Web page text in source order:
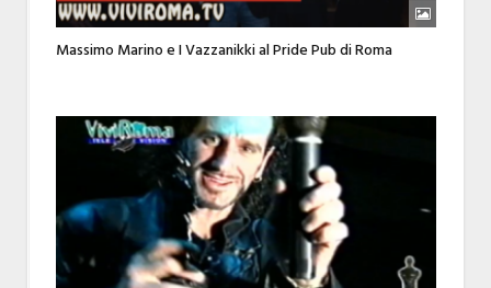
Massimo Marino e I Vazzanikki al Pride Pub di Roma